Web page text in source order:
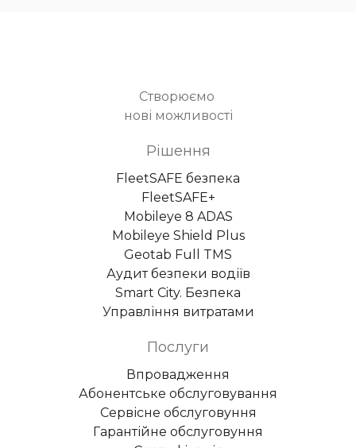
Створюємо
нові можливості
Рішення
FleetSAFE безпека
FleetSAFE+
Mobileye 8 ADAS
Mobileye Shield Plus
Geotab Full TMS
Аудит безпеки водіїв
Smart City. Безпека
Управління витратами
Послуги
Впровадження
Абонентське обслуговування
Сервісне обслуговуння
Гарантійне обслуговуння